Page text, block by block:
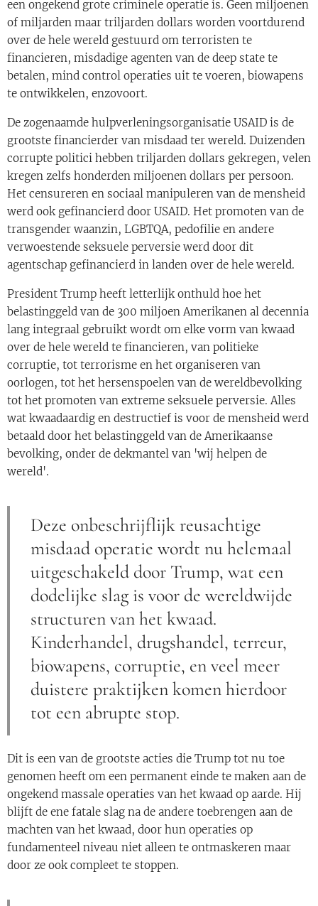
een ongekend grote criminele operatie is. Geen miljoenen
of miljarden maar triljarden dollars worden voortdurend
over de hele wereld gestuurd om terroristen te
financieren, misdadige agenten van de deep state te
betalen, mind control operaties uit te voeren, biowapens
te ontwikkelen, enzovoort.
De zogenaamde hulpverleningsorganisatie USAID is de
grootste financierder van misdaad ter wereld. Duizenden
corrupte politici hebben triljarden dollars gekregen, velen
kregen zelfs honderden miljoenen dollars per persoon.
Het censureren en sociaal manipuleren van de mensheid
werd ook gefinancierd door USAID. Het promoten van de
transgender waanzin, LGBTQA, pedofilie en andere
verwoestende seksuele perversie werd door dit
agentschap gefinancierd in landen over de hele wereld.
President Trump heeft letterlijk onthuld hoe het
belastinggeld van de 300 miljoen Amerikanen al decennia
lang integraal gebruikt wordt om elke vorm van kwaad
over de hele wereld te financieren, van politieke
corruptie, tot terrorisme en het organiseren van
oorlogen, tot het hersenspoelen van de wereldbevolking
tot het promoten van extreme seksuele perversie. Alles
wat kwaadaardig en destructief is voor de mensheid werd
betaald door het belastinggeld van de Amerikaanse
bevolking, onder de dekmantel van 'wij helpen de
wereld'.
Deze onbeschrijflijk reusachtige
misdaad operatie wordt nu helemaal
uitgeschakeld door Trump, wat een
dodelijke slag is voor de wereldwijde
structuren van het kwaad.
Kinderhandel, drugshandel, terreur,
biowapens, corruptie, en veel meer
duistere praktijken komen hierdoor
tot een abrupte stop.
Dit is een van de grootste acties die Trump tot nu toe
genomen heeft om een permanent einde te maken aan de
ongekend massale operaties van het kwaad op aarde. Hij
blijft de ene fatale slag na de andere toebrengen aan de
machten van het kwaad, door hun operaties op
fundamenteel niveau niet alleen te ontmaskeren maar
door ze ook compleet te stoppen.